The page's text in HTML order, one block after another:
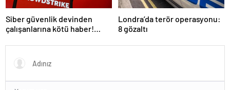
Siber güvenlik devinden
çalışanlarına kötü haber!
Londra’da terör operasyonu:
8 gözaltı